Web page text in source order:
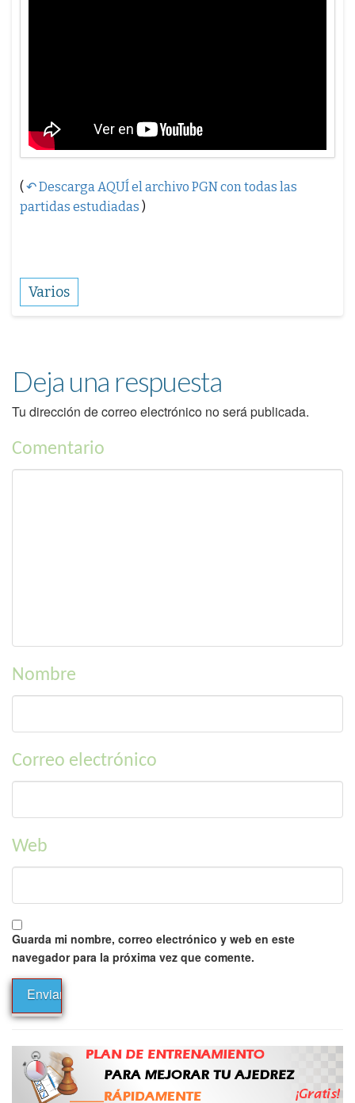
( ↶ Descarga AQUÍ el archivo PGN con todas las
partidas estudiadas )
Varios
Deja una respuesta
Tu dirección de correo electrónico no será publicada.
Comentario
Nombre
Correo electrónico
Web
Guarda mi nombre, correo electrónico y web en este
navegador para la próxima vez que comente.